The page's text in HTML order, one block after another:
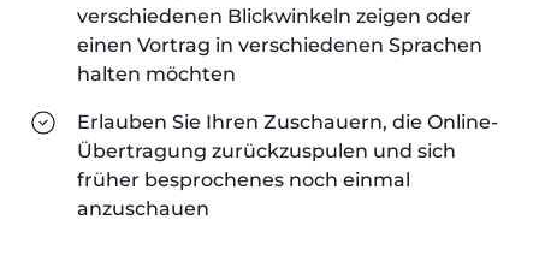
verschiedenen Blickwinkeln zeigen oder
einen Vortrag in verschiedenen Sprachen
halten möchten
Erlauben Sie Ihren Zuschauern, die Online-
Übertragung zurückzuspulen und sich
früher besprochenes noch einmal
anzuschauen